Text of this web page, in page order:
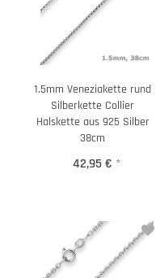
1,5mm Veneziakette rund
Silberkette Collier
Halskette aus 925 Silber
38cm
42,95 € *